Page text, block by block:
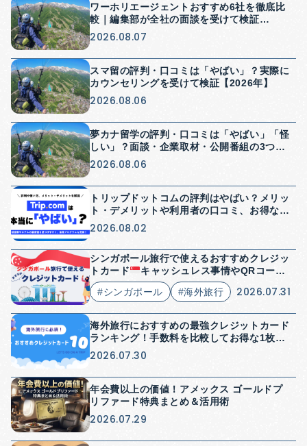
ワーホリエージェントおすすめ6社を徹底比
較｜編集部が全社の面談を受けて検証
【2026年】
2026.08.07
スマ留の評判・口コミは「やばい」？実際に
カウンセリングを受けて検証【2026年】
2026.08.06
夢カナ留学の評判・口コミは「やばい」「怪
しい」？面談・企業取材・公開番組の3つか
ら検証【2026年】
2026.08.06
トリップドットコムの評判はやばい？メリッ
ト・デメリットや利用者の口コミ、お得な使
い方を解説
2026.08.02
シンガポール旅行で使えるおすすめクレジッ
トカード
キャッシュレス事情やQRコード
決済についても解説
#シンガポール
#海外旅行 2026.07.31
海外旅行におすすめの最強クレジットカード
ランキング！手数料を比較してお得な1枚を
紹介
2026.07.30
年会費以上の価値！アメックス ゴールドプ
リファード特典まとめ＆活用術
2026.07.29